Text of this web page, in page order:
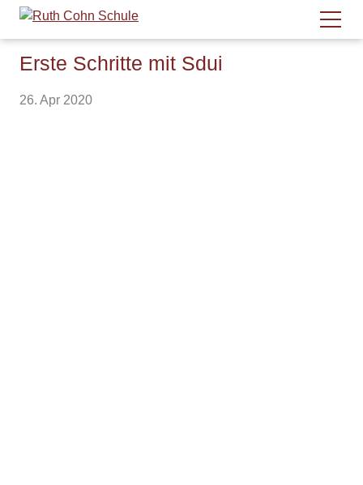
Erste Schritte mit Sdui
26. Apr 2020